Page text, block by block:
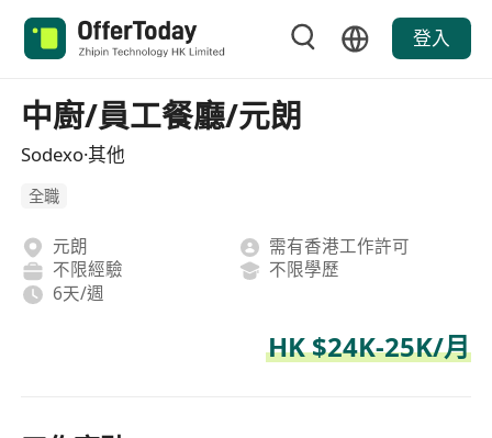
登入
中廚/員工餐廳/元朗
Sodexo·其他
全職
元朗
需有香港工作許可
不限經驗
不限學歷
6天/週
HK $24K-25K/月